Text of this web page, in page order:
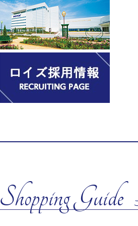
Shopping Guide